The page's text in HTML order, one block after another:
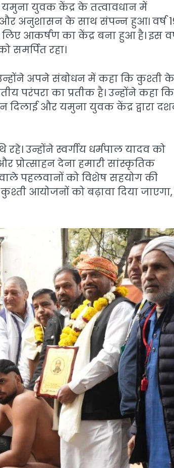
यमुना युवक केंद्र के तत्वावधान में
अनुशासन के साथ संपन्न हुआ। वर्ष
आकर्षण का केंद्र बना हुआ है। इस
समर्पित रहा।
उन्होंने अपने संबोधन में कहा कि कुश्ती
परंपरा का प्रतीक है। उन्होंने कहा कि
दिलाई और यमुना युवक केंद्र द्वारा
उन्होंने स्वर्गीय धर्मपाल यादव को
प्रोत्साहन देना हमारी सांस्कृतिक
पहलवानों को विशेष सहयोग की
आयोजनों को बढ़ावा दिया जाएगा,